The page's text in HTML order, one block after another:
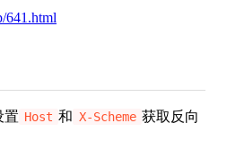
641.html
置 Host 和 X-Scheme 获取反向